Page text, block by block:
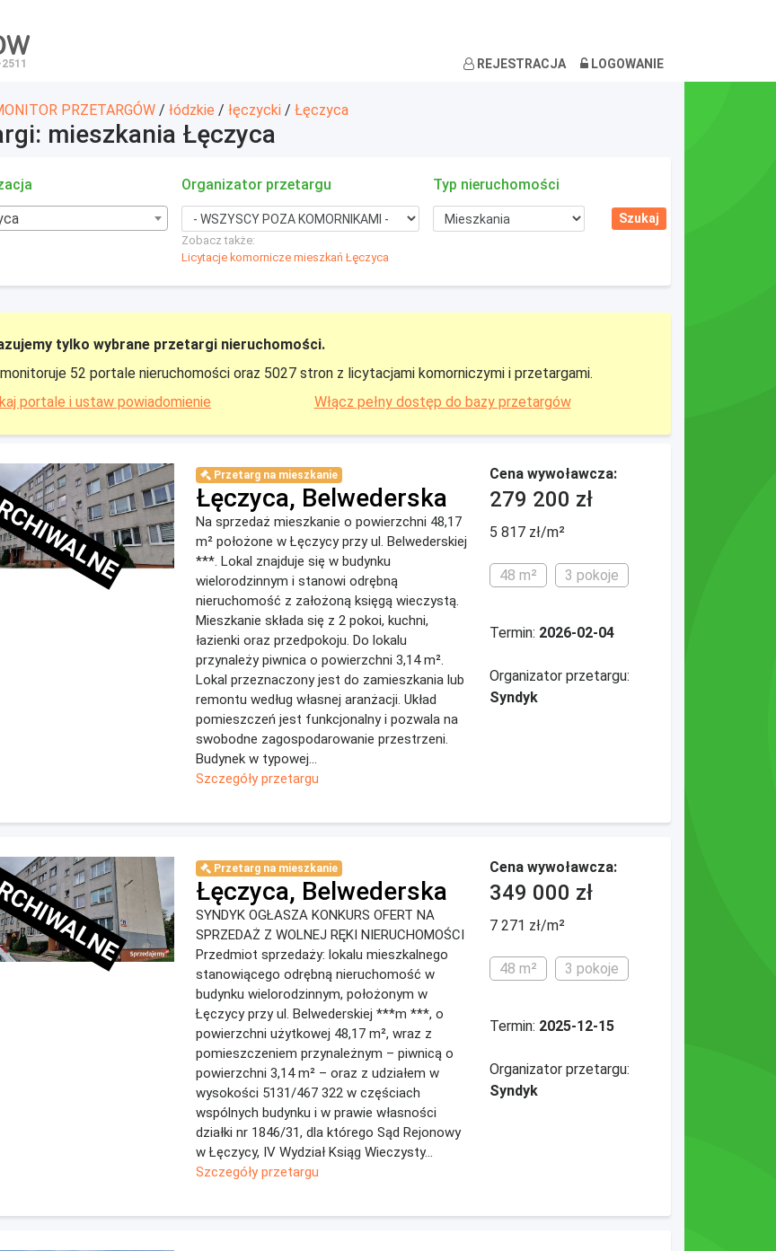
REJESTRACJA LOGOWANIE
PRZETARGÓW / łódzkie / łęczycki / Łęczyca
mieszkania Łęczyca
Organizator przetargu
Zobacz także:
Licytacje komornicze mieszkań Łęczyca
Typ nieruchomości
tylko wybrane przetargi nieruchomości.
52 portale nieruchomości oraz 5027 stron z licytacjami komorniczymi i przetargami.
portale i ustaw powiadomienie
Włącz pełny dostęp do bazy przetargów
Przetarg na mieszkanie
Łęczyca, Belwederska
Na sprzedaż mieszkanie o powierzchni 48,17
m² położone w Łęczycy przy ul. Belwederskiej
***. Lokal znajduje się w budynku
wielorodzinnym i stanowi odrębną
nieruchomość z założoną księgą wieczystą.
Mieszkanie składa się z 2 pokoi, kuchni,
łazienki oraz przedpokoju. Do lokalu
przynależy piwnica o powierzchni 3,14 m².
Lokal przeznaczony jest do zamieszkania lub
remontu według własnej aranżacji. Układ
pomieszczeń jest funkcjonalny i pozwala na
swobodne zagospodarowanie przestrzeni.
Budynek w typowej...
Szczegóły przetargu
Cena wywoławcza:
279 200 zł
5 817 zł/m²
48 m² 3 pokoje
Termin: 2026-02-04
Organizator przetargu:
Syndyk
Przetarg na mieszkanie
Łęczyca, Belwederska
SYNDYK OGŁASZA KONKURS OFERT NA
SPRZEDAŻ Z WOLNEJ RĘKI NIERUCHOMOŚCI
Przedmiot sprzedaży: lokalu mieszkalnego
stanowiącego odrębną nieruchomość w
budynku wielorodzinnym, położonym w
Łęczycy przy ul. Belwederskiej ***m ***, o
powierzchni użytkowej 48,17 m², wraz z
pomieszczeniem przynależnym – piwnicą o
powierzchni 3,14 m² – oraz z udziałem w
wysokości 5131/467 322 w częściach
wspólnych budynku i w prawie własności
działki nr 1846/31, dla którego Sąd Rejonowy
w Łęczycy, IV Wydział Ksiąg Wieczysty...
Szczegóły przetargu
Cena wywoławcza:
349 000 zł
7 271 zł/m²
48 m² 3 pokoje
Termin: 2025-12-15
Organizator przetargu:
Syndyk